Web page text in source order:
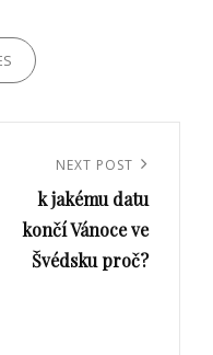
Post
NEXT POST
k jakému datu
končí Vánoce ve
Švédsku proč?